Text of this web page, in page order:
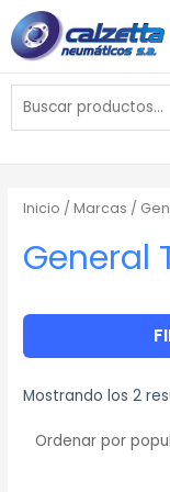
al
contenido
Buscar
por:
Inicio / Marcas /
General
Mostrando los 2